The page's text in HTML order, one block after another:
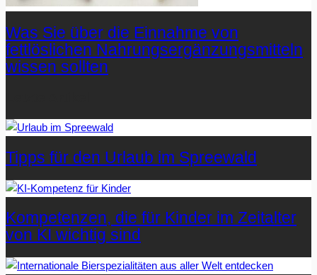
Was Sie über die Einnahme von
fettlöslichen Nahrungsergänzungsmitteln
wissen sollten
Tipps für den Urlaub im Spreewald
Kompetenzen, die für Kinder im Zeitalter
von KI wichtig sind